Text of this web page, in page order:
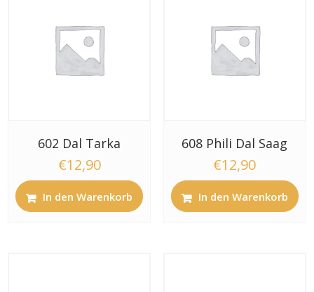
602 Dal Tarka
€12,90
In den Warenkorb
608 Phili Dal Saag
€12,90
In den Warenkorb